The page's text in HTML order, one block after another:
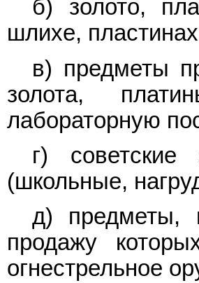
б) золото,
шлихе,
в) предметы
золота,
лабораторную
г)
(школьные,
д) предметы,
продажу
огнестрельное